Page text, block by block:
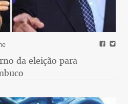
da eleição para